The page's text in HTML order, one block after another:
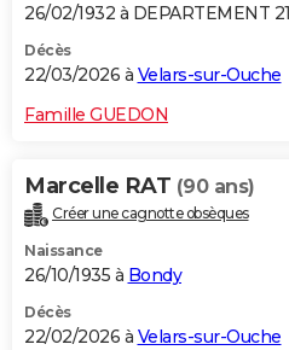
26/02/1932 à DEPARTEMENT 21
Décès
22/03/2026 à Velars-sur-Ouche
Famille GUEDON
Marcelle RAT (90 ans)
Créer une cagnotte obsèques
Naissance
26/10/1935 à Bondy
Décès
22/02/2026 à Velars-sur-Ouche